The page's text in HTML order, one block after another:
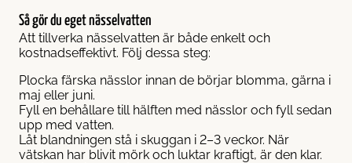
Så gör du eget nässelvatten
Att tillverka nässelvatten är både enkelt och
kostnadseffektivt. Följ dessa steg:
Plocka färska nässlor innan de börjar blomma, gärna i
maj eller juni.
Fyll en behållare till hälften med nässlor och fyll sedan
upp med vatten.
Låt blandningen stå i skuggan i 2–3 veckor. När
vätskan har blivit mörk och luktar kraftigt, är den klar.